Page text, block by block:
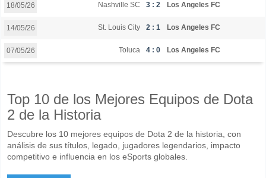
18/05/26 Nashville SC 3 : 2 Los Angeles FC
14/05/26 St. Louis City 2 : 1 Los Angeles FC
07/05/26 Toluca 4 : 0 Los Angeles FC
Top 10 de los Mejores Equipos de Dota
2 de la Historia
Descubre los 10 mejores equipos de Dota 2 de la historia, con
análisis de sus títulos, legado, jugadores legendarios, impacto
competitivo e influencia en los eSports globales.